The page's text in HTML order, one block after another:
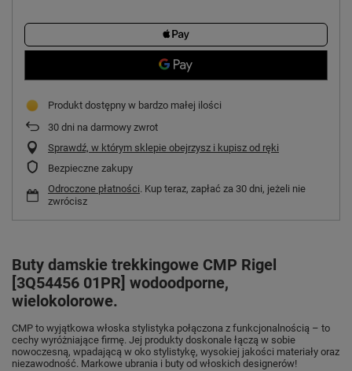
Produkt dostępny w bardzo małej ilości
30 dni na darmowy zwrot
Sprawdź, w którym sklepie obejrzysz i kupisz od ręki
Bezpieczne zakupy
Odroczone płatności. Kup teraz, zapłać za 30 dni, jeżeli nie
zwrócisz
Buty damskie trekkingowe CMP Rigel
[3Q54456 01PR] wodoodporne,
wielokolorowe.
CMP to wyjątkowa włoska stylistyka połączona z funkcjonalnością – to
cechy wyróżniające firmę. Jej produkty doskonale łączą w sobie
nowoczesną, wpadającą w oko stylistykę, wysokiej jakości materiały oraz
niezawodność. Markowe ubrania i buty od włoskich designerów!